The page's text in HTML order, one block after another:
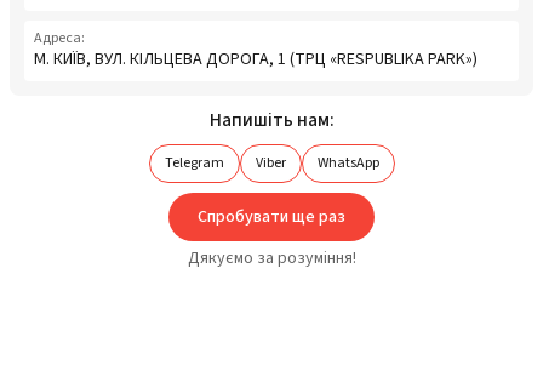
Адреса:
М. КИЇВ, ВУЛ. КІЛЬЦЕВА ДОРОГА, 1 (ТРЦ «RESPUBLIKA PARK»)
Напишіть нам:
Telegram Viber WhatsApp
Спробувати ще раз
Дякуємо за розуміння!